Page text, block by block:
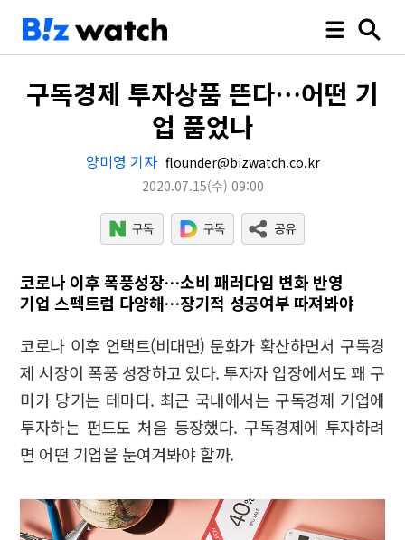
구독경제 투자상품 뜬다…어떤 기
업 품었나
양미영 기자 flounder@bizwatch.co.kr
2020.07.15(수) 09:00
코로나 이후 폭풍성장…소비 패러다임 변화 반영
기업 스펙트럼 다양해…장기적 성공여부 따져봐야
코로나 이후 언택트(비대면) 문화가 확산하면서 구독경
제 시장이 폭풍 성장하고 있다. 투자자 입장에서도 꽤 구
미가 당기는 테마다. 최근 국내에서는 구독경제 기업에
투자하는 펀드도 처음 등장했다. 구독경제에 투자하려
면 어떤 기업을 눈여겨봐야 할까.